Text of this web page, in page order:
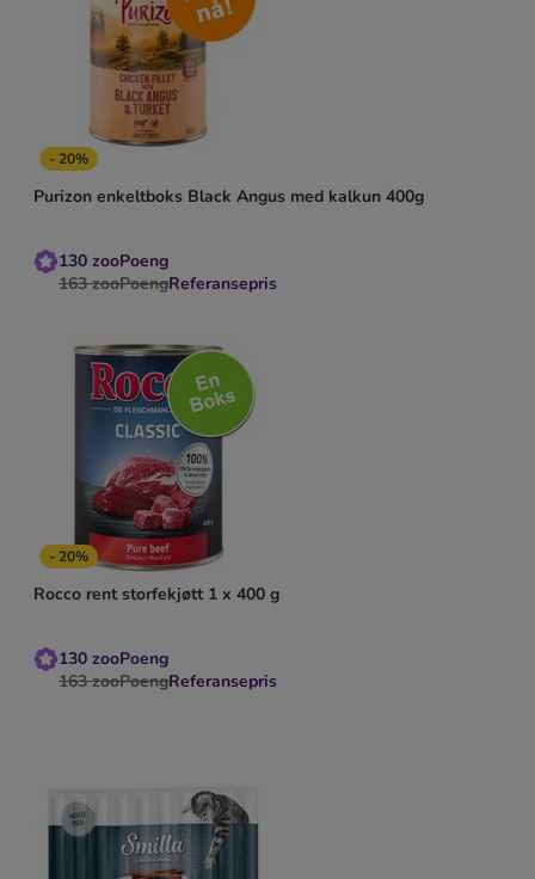
- 20%
Purizon enkeltboks Black Angus med kalkun 400g
130 zooPoeng
163 zooPoengReferansepris
- 20%
Rocco rent storfekjøtt 1 x 400 g
130 zooPoeng
163 zooPoengReferansepris